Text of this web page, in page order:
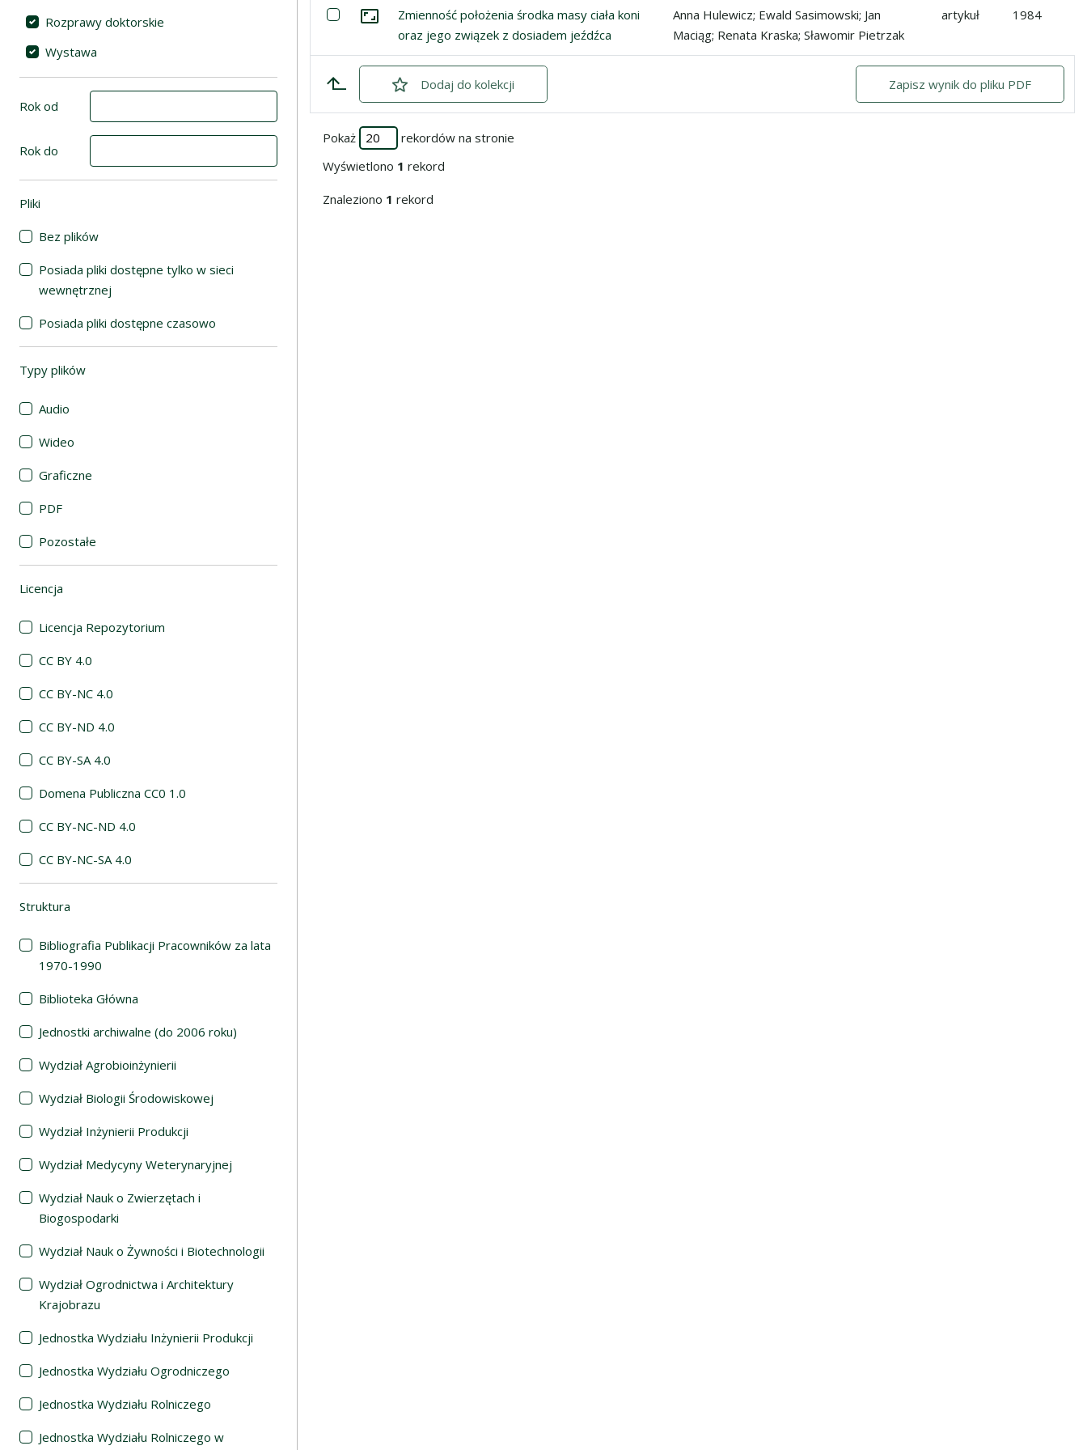
Rozprawy doktorskie
Wystawa
Rok od
Rok do
Pliki
Bez plików
Posiada pliki dostępne tylko w sieci
wewnętrznej
Posiada pliki dostępne czasowo
Typy plików
Audio
Wideo
Graficzne
PDF
Pozostałe
Licencja
Licencja Repozytorium
CC BY 4.0
CC BY-NC 4.0
CC BY-ND 4.0
CC BY-SA 4.0
Domena Publiczna CC0 1.0
CC BY-NC-ND 4.0
CC BY-NC-SA 4.0
Struktura
Bibliografia Publikacji Pracowników za lata
1970-1990
Biblioteka Główna
Jednostki archiwalne (do 2006 roku)
Wydział Agrobioinżynierii
Wydział Biologii Środowiskowej
Wydział Inżynierii Produkcji
Wydział Medycyny Weterynaryjnej
Wydział Nauk o Zwierzętach i
Biogospodarki
Wydział Nauk o Żywności i Biotechnologii
Wydział Ogrodnictwa i Architektury
Krajobrazu
Jednostka Wydziału Inżynierii Produkcji
Jednostka Wydziału Ogrodniczego
Jednostka Wydziału Rolniczego
Jednostka Wydziału Rolniczego w
Lista pozycji
Zaznacz: Zmienność położenia środka masy ciała koni oraz jego związek z dosiadem jeźdźca
Przejdź do zbioru
Zmienność położenia środka masy ciała koni
oraz jego związek z dosiadem jeźdźca
Anna Hulewicz; Ewald Sasimowski; Jan
Maciąg; Renata Kraska; Sławomir Pietrzak
artykuł 1984
Dodajzaznaczone
do kolekcji Zapisz wynik do pliku PDF
Pokaż
rekordów na stronie
Wyświetlono 1 rekord
Znaleziono 1 rekord